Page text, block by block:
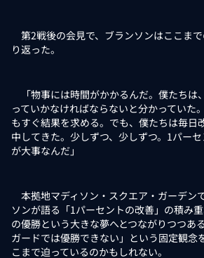
第2戦後の会見で、ブランソンはここま
り返った。
「物事には時間がかかるんだ。僕たちは
っていかなければならないと分かっていた
もすぐ結果を求める。でも、僕たちは毎日
中してきた。少しずつ、少しずつ。1パー
が大事なんだ」
本拠地マディソン・スクエア・ガーデン
ソンが語る「1パーセントの改善」の積み
の優勝という大きな夢へとつながりつつあ
ガードでは優勝できない」という固定観念
こまで迫っているのかもしれない。